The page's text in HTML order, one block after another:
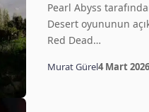
Pearl Abyss
Desert oyununun
Red Dead…
Murat Gürel4 Mart 2026